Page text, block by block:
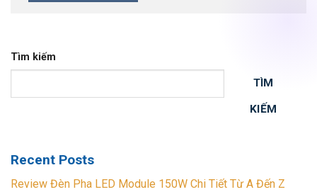
Tìm kiếm
TÌM
KIẾM
Recent Posts
Review Đèn Pha LED Module 150W Chi Tiết Từ A Đến Z